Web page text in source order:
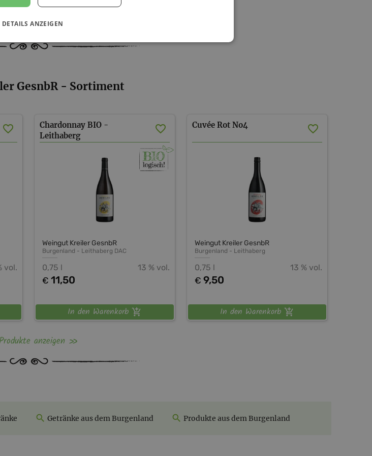
GesnbR - Sortiment
vol.
Chardonnay BIO -
Leithaberg
Weingut Kreiler GesnbR
Burgenland - Leithaberg DAC
13 % vol.
0,75 l
€ 11,50
In den Warenkorb
Cuvée Rot No4
Weingut Kreiler GesnbR
Burgenland - Leithaberg
13 % vol.
0,75 l
€ 9,50
In den Warenkorb
anzeigen
Getränke aus dem Burgenland Produkte aus dem Burgenland
DETAILS ANZEIGEN